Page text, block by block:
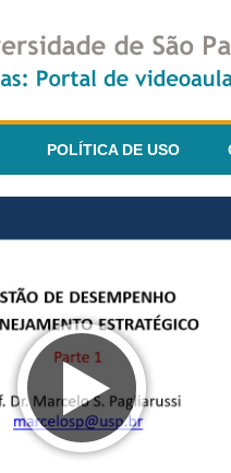
POLÍTICA DE USO